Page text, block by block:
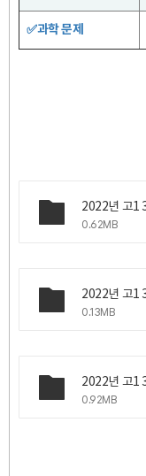
✅과학 문제
0.62MB
0.13MB
0.92MB